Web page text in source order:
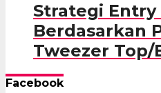
Strategi Entry
Berdasarkan
Tweezer
Facebook